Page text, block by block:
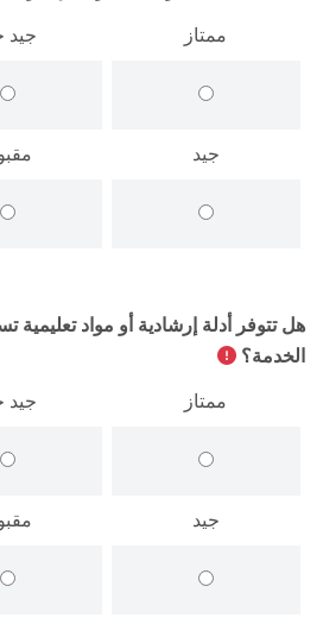
ممتاز
جيد
جيد
هل تتوفر أدلة إرشادية أو مواد تعليمية
الخدمة؟
ممتاز
جيد
جيد